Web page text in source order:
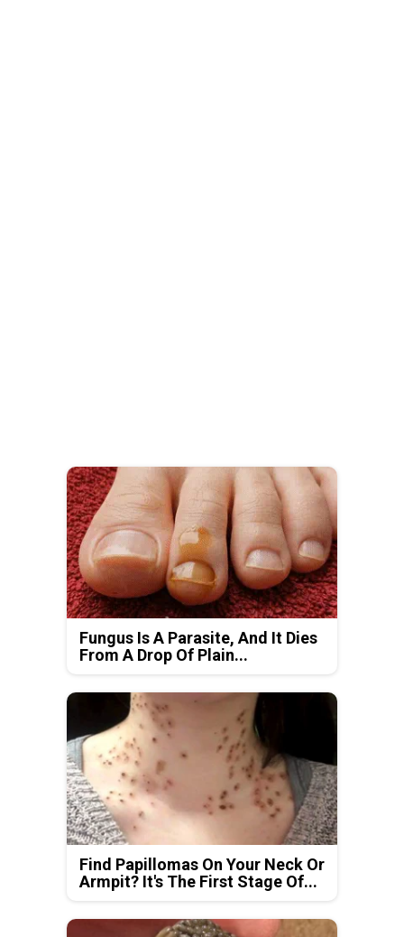
Fungus Is A Parasite, And It Dies
From A Drop Of Plain...
Find Papillomas On Your Neck Or
Armpit? It's The First Stage Of...